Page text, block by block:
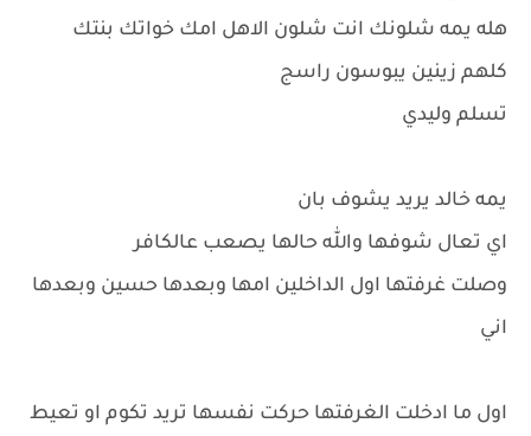
هله يمه شلونك انت شلون الاهل امك خواتك بنتك
كلهم زينين يبوسون راسج
تسلم وليدي
يمه خالد يريد يشوف بان
اي تعال شوفها والله حالها يصعب عالكافر
وصلت غرفتها اول الداخلين امها وبعدها حسين وبعدها
اني
اول ما ادخلت الغرفتها حركت نفسها تريد تكوم او تعيط